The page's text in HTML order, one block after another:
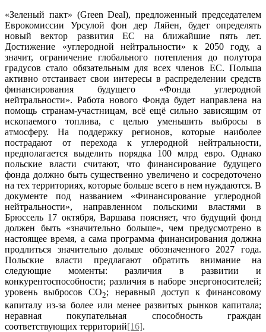
«Зеленый пакт» (Green Deal), предложенный председателем
Еврокомиссии Урсулой фон дер Ляйен, будет определять
новый вектор развития ЕС на ближайшие пять лет.
Достижение «углеродной нейтральности» к 2050 году, а
значит, ограничение глобального потепления до полутора
градусов стало обязательным для всех членов ЕС. Польша
активно отстаивает свои интересы в распределении средств
финансирования будущего «Фонда углеродной
нейтральности». Работа нового Фонда будет направлена на
помощь странам-участницам, всё ещё сильно зависящим от
ископаемого топлива, с целью уменьшить выбросы в
атмосферу. На поддержку регионов, которые наиболее
пострадают от перехода к углеродной нейтральности,
предполагается выделить порядка 100 млрд евро. Однако
польские власти считают, что финансирование будущего
фонда должно быть существенно увеличено и сосредоточено
на тех территориях, которые больше всего в нем нуждаются. В
документе под названием «Финансирование углеродной
нейтральности», направленном польскими властями в
Брюссель 17 октября, Варшава поясняет, что будущий фонд
должен быть «значительно больше», чем предусмотрено в
настоящее время, а сама программа финансирования должна
продлиться значительно дольше обозначенного 2027 года.
Польские власти предлагают обратить внимание на
следующие моменты: различия в развитии и
конкурентоспособности; различия в наборе энергоносителей;
уровень выбросов CO2; неравный доступ к финансовому
капиталу из-за более или менее развитых рынков капитала;
неравная покупательная способность граждан
соответствующих территорий[16].